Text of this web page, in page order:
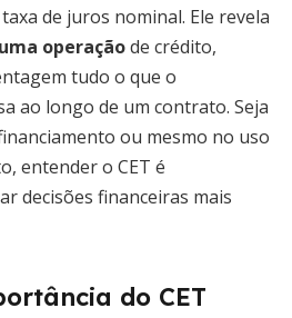
de juros nominal. Ele revela
operaçãode crédito,
tudo o que o
ao longo de um contrato. Seja
ou mesmo no uso
entender o CET é
decisões financeiras mais
do CET